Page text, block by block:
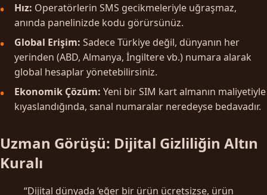
Hız: Operatörlerin SMS gecikmeleriyle uğraşmaz,
anında panelinizde kodu görürsünüz.
Global Erişim: Sadece Türkiye değil, dünyanın her
yerinden (ABD, Almanya, İngiltere vb.) numara alarak
global hesaplar yönetebilirsiniz.
Ekonomik Çözüm: Yeni bir SIM kart almanın maliyetiyle
kıyaslandığında, sanal numaralar neredeyse bedavadır.
Uzman Görüşü: Dijital Gizliliğin Altın
Kuralı
“Dijital dünyada ‘eğer bir ürün ücretsizse, ürün